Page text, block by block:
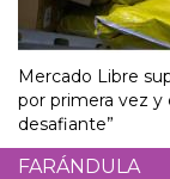
Mercado Libre
por primera vez y
desafiante”
FARÁNDULA